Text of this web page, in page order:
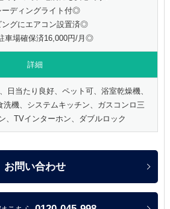
ーディングライト付◎
ングにエアコン設置済◎
車場確保済16,000円/月◎
詳細
日当たり良好、ペット可、浴室乾燥機、
洗機、システムキッチン、ガスコンロ三
、TVインターホン、ダブルロック
お問い合わせ